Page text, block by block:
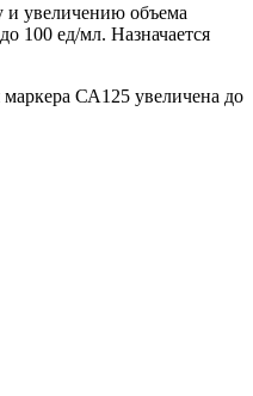
и увеличению объема
100 ед/мл. Назначается
СА125 увеличена до